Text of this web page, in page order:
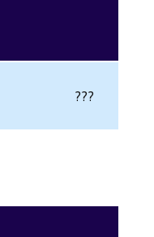
???